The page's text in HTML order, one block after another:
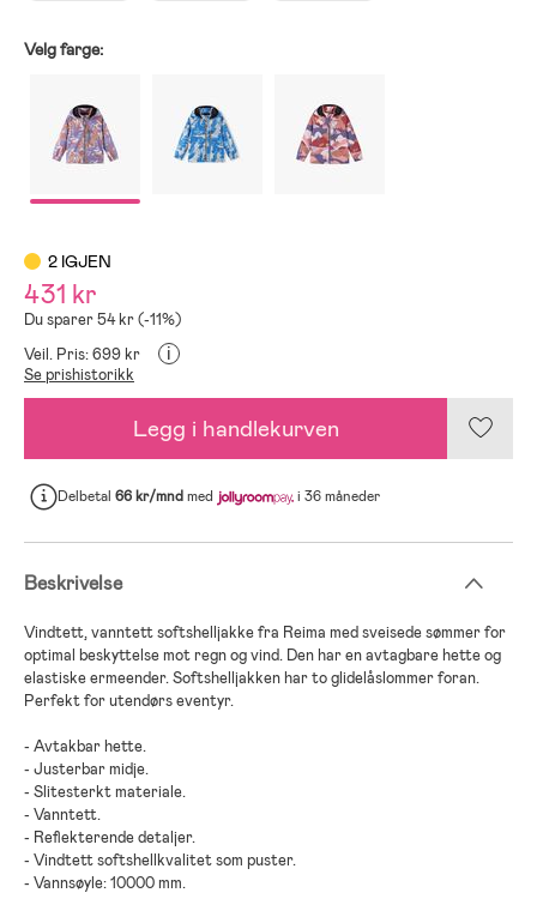
Velg farge:
2 IGJEN
431 kr
Du sparer 54 kr (-11%)
Veil. Pris: 699 kr
i
Se prishistorikk
Legg i handlekurven
Delbetal 66 kr/mndmed i 36 måneder
Beskrivelse
Vindtett, vanntett softshelljakke fra Reima med sveisede sømmer for
optimal beskyttelse mot regn og vind. Den har en avtagbare hette og
elastiske ermeender. Softshelljakken har to glidelåslommer foran.
Perfekt for utendørs eventyr.
- Avtakbar hette.
- Justerbar midje.
- Slitesterkt materiale.
- Vanntett.
- Reflekterende detaljer.
- Vindtett softshellkvalitet som puster.
- Vannsøyle: 10000 mm.